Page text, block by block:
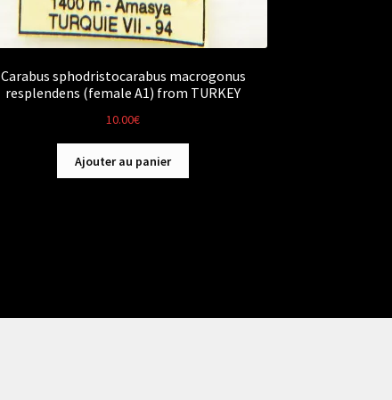
Carabus sphodristocarabus macrogonus
resplendens (female A1) from TURKEY
10.00€
Ajouter au panier